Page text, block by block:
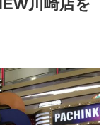
川崎店を